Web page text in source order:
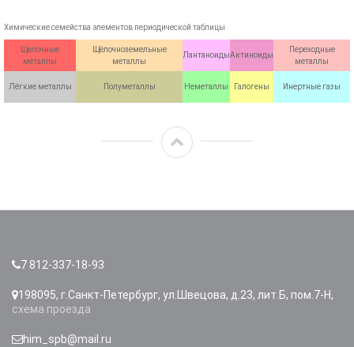
Химические семейства элементов периодической таблицы
Щелочные
металлы
Щёлочноземельные
металлы
ЛантаноидыАктиноиды
Переходные
металлы
Лёгкие металлы Полуметаллы Неметаллы Галогены Инертные газы
7 812-337-18-93
198095, г.Санкт-Петербург, ул.Швецова, д.23, лит.Б, пом.7-Н,
схема проезда
him_spb@mail.ru